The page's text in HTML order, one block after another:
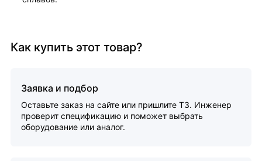
Как купить этот товар?
Заявка и подбор
Оставьте заказ на сайте или пришлите ТЗ. Инженер
проверит спецификацию и поможет выбрать
оборудование или аналог.